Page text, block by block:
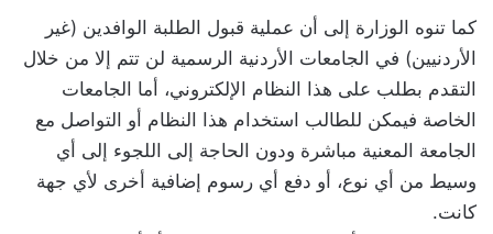
كما تنوه الوزارة إلى أن عملية قبول الطلبة الوافدين (غير
الأردنيين) في الجامعات الأردنية الرسمية لن تتم إلا من خلال
التقدم بطلب على هذا النظام الإلكتروني، أما الجامعات
الخاصة فيمكن للطالب استخدام هذا النظام أو التواصل مع
الجامعة المعنية مباشرة ودون الحاجة إلى اللجوء إلى أي
وسيط من أي نوع، أو دفع أي رسوم إضافية أخرى لأي جهة
كانت.